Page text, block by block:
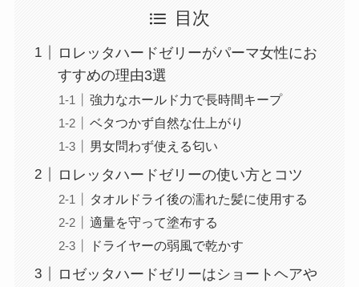
目次
ロレッタハードゼリーがパーマ女性にお
すすめの理由3選
強力なホールド力で長時間キープ
ベタつかず自然な仕上がり
男女問わず使える匂い
ロレッタハードゼリーの使い方とコツ
タオルドライ後の濡れた髪に使用する
適量を守って塗布する
ドライヤーの弱風で乾かす
ロゼッタハードゼリーはショートヘアや